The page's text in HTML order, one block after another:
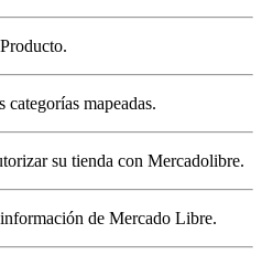
categorías mapeadas.
su tienda con Mercadolibre.
de Mercado Libre.